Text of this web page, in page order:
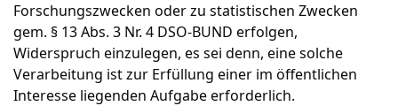
Forschungszwecken oder zu statistischen Zwecken
gem. § 13 Abs. 3 Nr. 4 DSO-BUND erfolgen,
Widerspruch einzulegen, es sei denn, eine solche
Verarbeitung ist zur Erfüllung einer im öffentlichen
Interesse liegenden Aufgabe erforderlich.